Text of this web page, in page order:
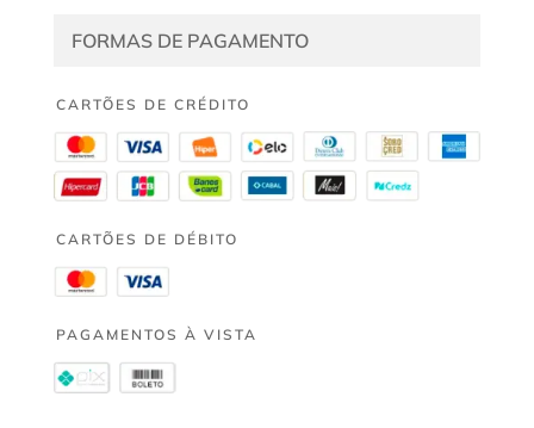
FORMAS DE PAGAMENTO
CARTÕES DE CRÉDITO
CARTÕES DE DÉBITO
PAGAMENTOS À VISTA